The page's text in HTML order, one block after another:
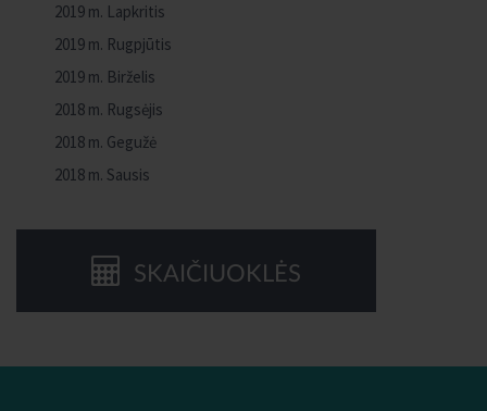
2019 m. Lapkritis
2019 m. Rugpjūtis
2019 m. Birželis
2018 m. Rugsėjis
2018 m. Gegužė
2018 m. Sausis
SKAIČIUOKLĖS